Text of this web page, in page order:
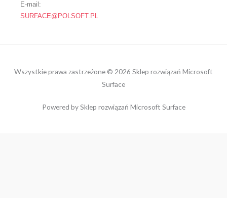
E-mail:
SURFACE@POLSOFT.PL
Wszystkie prawa zastrzeżone © 2026 Sklep rozwiązań Microsoft
Surface
Powered by Sklep rozwiązań Microsoft Surface